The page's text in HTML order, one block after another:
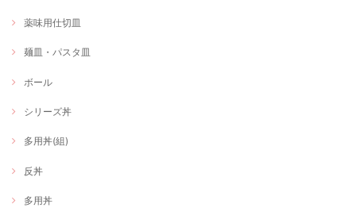
薬味用仕切皿
麺皿・パスタ皿
ボール
シリーズ丼
多用丼(組)
反丼
多用丼